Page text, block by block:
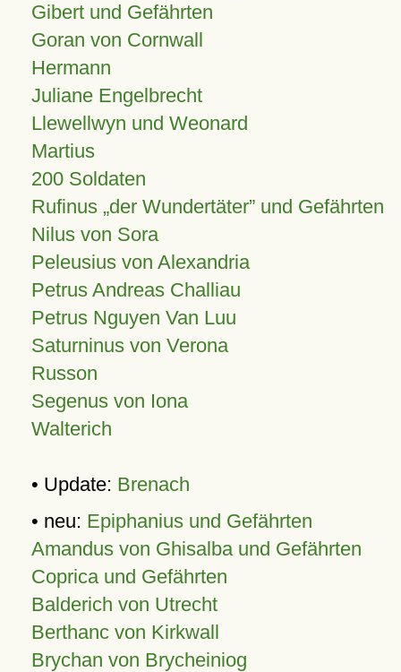
Gibert und Gefährten
Goran von Cornwall
Hermann
Juliane Engelbrecht
Llewellwyn und Weonard
Martius
200 Soldaten
Rufinus „der Wundertäter” und Gefährten
Nilus von Sora
Peleusius von Alexandria
Petrus Andreas Challiau
Petrus Nguyen Van Luu
Saturninus von Verona
Russon
Segenus von Iona
Walterich
• Update: Brenach
• neu: Epiphanius und Gefährten
Amandus von Ghisalba und Gefährten
Coprica und Gefährten
Balderich von Utrecht
Berthanc von Kirkwall
Brychan von Brycheiniog